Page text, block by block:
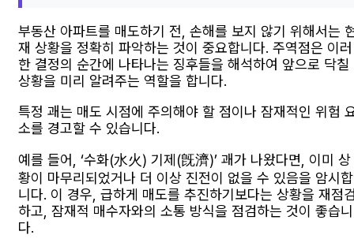
부동산 아파트를 매도하기 전, 손해를 보지 않기 위해서는
재 상황을 정확히 파악하는 것이 중요합니다. 주역점은 이러
한 결정의 순간에 나타나는 징후들을 해석하여 앞으로 닥칠
상황을 미리 알려주는 역할을 합니다.
특정 괘는 매도 시점에 주의해야 할 점이나 잠재적인 위험
소를 경고할 수 있습니다.
예를 들어, ‘수화(水火) 기제(旣濟)’ 괘가 나왔다면, 이미 상
황이 마무리되었거나 더 이상 진전이 없을 수 있음을 암시합
니다. 이 경우, 급하게 매도를 추진하기보다는 상황을 재점
하고, 잠재적 매수자와의 소통 방식을 점검하는 것이 좋습니
다.